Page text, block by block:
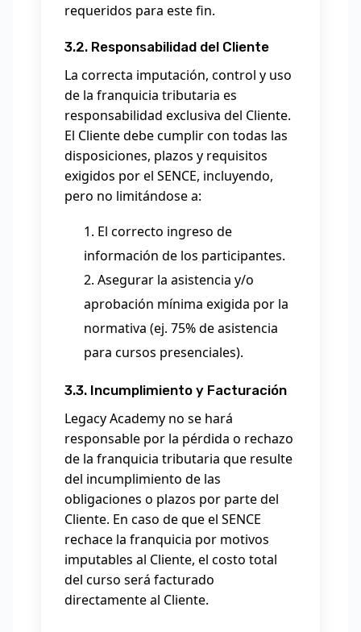
requeridos para este fin.
3.2. Responsabilidad del Cliente
La correcta imputación, control y uso
de la franquicia tributaria es
responsabilidad exclusiva del Cliente.
El Cliente debe cumplir con todas las
disposiciones, plazos y requisitos
exigidos por el SENCE, incluyendo,
pero no limitándose a:
El correcto ingreso de
información de los participantes.
Asegurar la asistencia y/o
aprobación mínima exigida por la
normativa (ej. 75% de asistencia
para cursos presenciales).
3.3. Incumplimiento y Facturación
Legacy Academy no se hará
responsable por la pérdida o rechazo
de la franquicia tributaria que resulte
del incumplimiento de las
obligaciones o plazos por parte del
Cliente. En caso de que el SENCE
rechace la franquicia por motivos
imputables al Cliente, el costo total
del curso será facturado
directamente al Cliente.